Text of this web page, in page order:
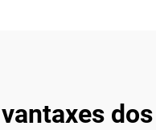
vantaxes